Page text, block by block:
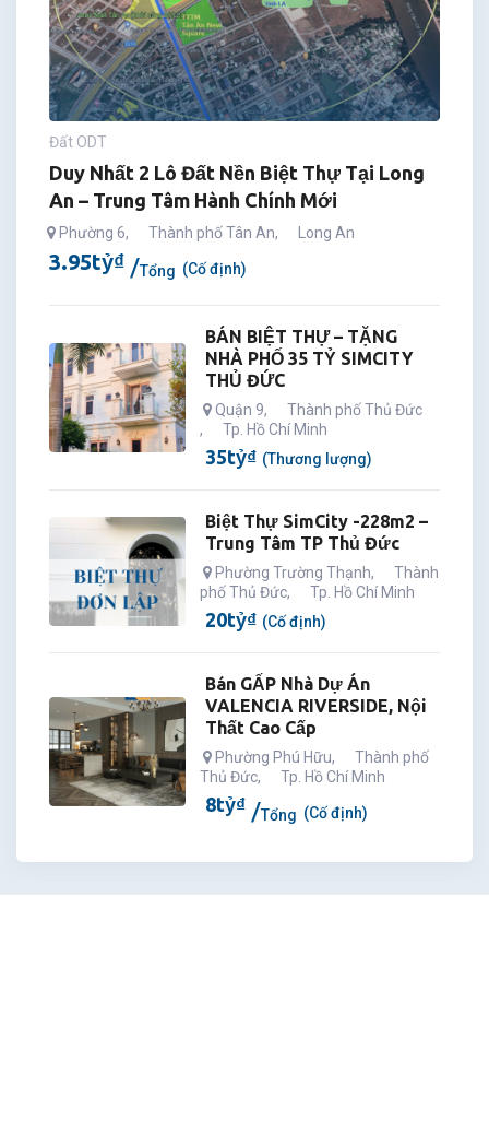
Đất ODT
Duy Nhất 2 Lô Đất Nền Biệt Thự Tại Long
An – Trung Tâm Hành Chính Mới
Phường 6, Thành phố Tân An, Long An
3.95tỷ₫ Tổng (Cố định)
BÁN BIỆT THỰ – TẶNG
NHÀ PHỐ 35 TỶ SIMCITY
THỦ ĐỨC
Quận 9,
Thành phố Thủ Đức
,
Tp. Hồ Chí Minh
35tỷ₫ (Thương lượng)
Biệt Thự SimCity -228m2 –
Trung Tâm TP Thủ Đức
Phường Trường Thạnh,
Thành
phố Thủ Đức, Tp. Hồ Chí Minh
20tỷ₫ (Cố định)
Bán GẤP Nhà Dự Án
VALENCIA RIVERSIDE, Nội
Thất Cao Cấp
Phường Phú Hữu,
Thành phố
Thủ Đức, Tp. Hồ Chí Minh
8tỷ₫ Tổng (Cố định)